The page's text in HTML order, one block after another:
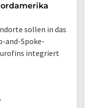
sollen in das
and-Spoke-
integriert